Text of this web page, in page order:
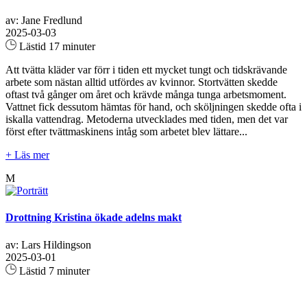
av: Jane Fredlund
2025-03-03
Lästid 17 minuter
Att tvätta kläder var förr i tiden ett mycket tungt och tidskrävande
arbete som nästan alltid utfördes av kvinnor. Stortvätten skedde
oftast två gånger om året och krävde många tunga arbetsmoment.
Vattnet fick dessutom hämtas för hand, och sköljningen skedde ofta i
iskalla vattendrag. Metoderna utvecklades med tiden, men det var
först efter tvättmaskinens intåg som arbetet blev lättare...
+ Läs mer
M
Drottning Kristina ökade adelns makt
av: Lars Hildingson
2025-03-01
Lästid 7 minuter